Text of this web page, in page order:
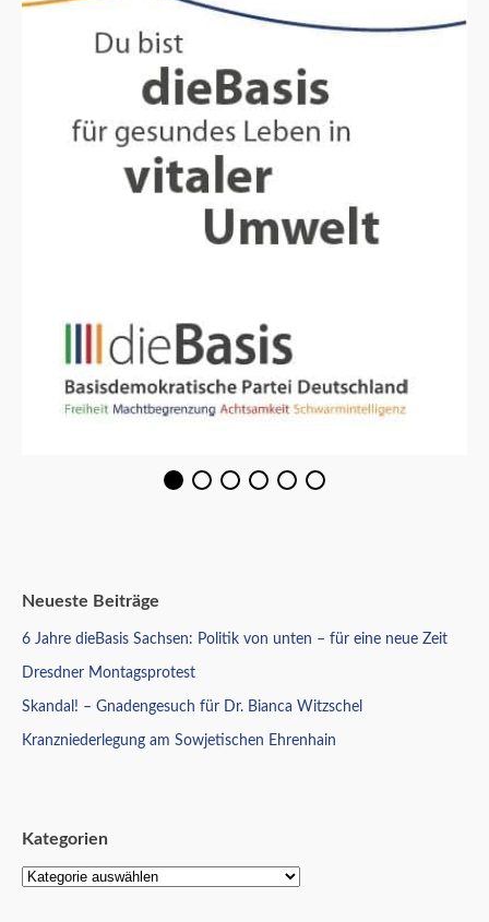
Neueste Beiträge
6 Jahre dieBasis Sachsen: Politik von unten – für eine neue Zeit
Dresdner Montagsprotest
Skandal! – Gnadengesuch für Dr. Bianca Witzschel
Kranzniederlegung am Sowjetischen Ehrenhain
Kategorien